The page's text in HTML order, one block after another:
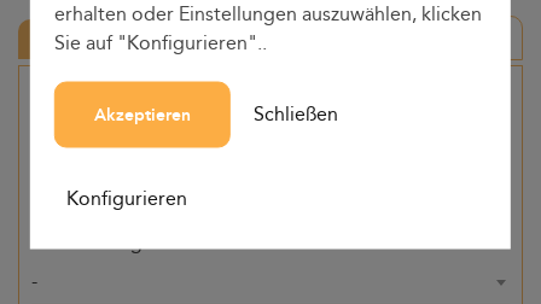
Hin-und Rückfahrt
Herkunft
-
erhalten oder Einstellungen auszuwählen, klicken
Sie auf "Konfigurieren"..
Akzeptieren Schließen
Konfigurieren